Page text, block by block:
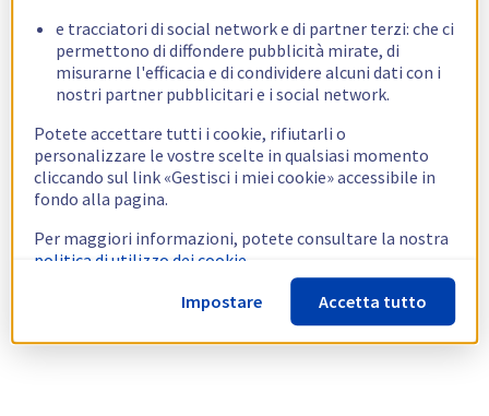
e tracciatori di social network e di partner terzi: che ci
permettono di diffondere pubblicità mirate, di
misurarne l'efficacia e di condividere alcuni dati con i
nostri partner pubblicitari e i social network.
Potete accettare tutti i cookie, rifiutarli o
personalizzare le vostre scelte in qualsiasi momento
cliccando sul link «Gestisci i miei cookie» accessibile in
fondo alla pagina.
Per maggiori informazioni, potete consultare la nostra
politica di utilizzo dei cookie.
Impostare
Accetta tutto